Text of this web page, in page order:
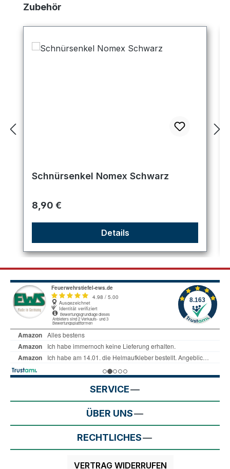
Produktgalerie überspringen
Zubehör
Schnürsenkel Nomex Schwarz
Regulärer Preis:
8,90 €
Details
SERVICE
ÜBER UNS
RECHTLICHES
VERTRAG WIDERRUFEN